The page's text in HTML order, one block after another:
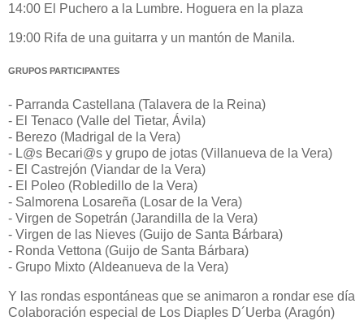
14:00 El Puchero a la Lumbre. Hoguera en la plaza
19:00 Rifa de una guitarra y un mantón de Manila.
GRUPOS PARTICIPANTES
- Parranda Castellana (Talavera de la Reina)
- El Tenaco (Valle del Tietar, Ávila)
- Berezo (Madrigal de la Vera)
- L@s Becari@s y grupo de jotas (Villanueva de la Vera)
- El Castrejón (Viandar de la Vera)
- El Poleo (Robledillo de la Vera)
- Salmorena Losareña (Losar de la Vera)
- Virgen de Sopetrán (Jarandilla de la Vera)
- Virgen de las Nieves (Guijo de Santa Bárbara)
- Ronda Vettona (Guijo de Santa Bárbara)
- Grupo Mixto (Aldeanueva de la Vera)
Y las rondas espontáneas que se animaron a rondar ese día
Colaboración especial de Los Diaples D´Uerba (Aragón)